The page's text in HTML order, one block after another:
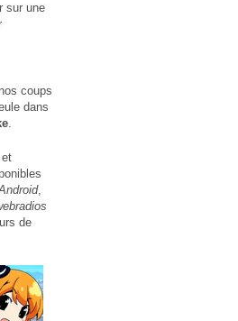
sur une
coups
dans
.
,
de